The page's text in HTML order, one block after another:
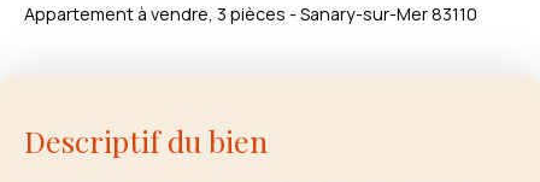
Appartement à vendre, 3 pièces - Sanary-sur-Mer 83110
Descriptif du bien